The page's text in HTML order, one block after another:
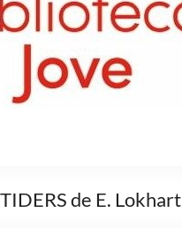
de E. Lokhart